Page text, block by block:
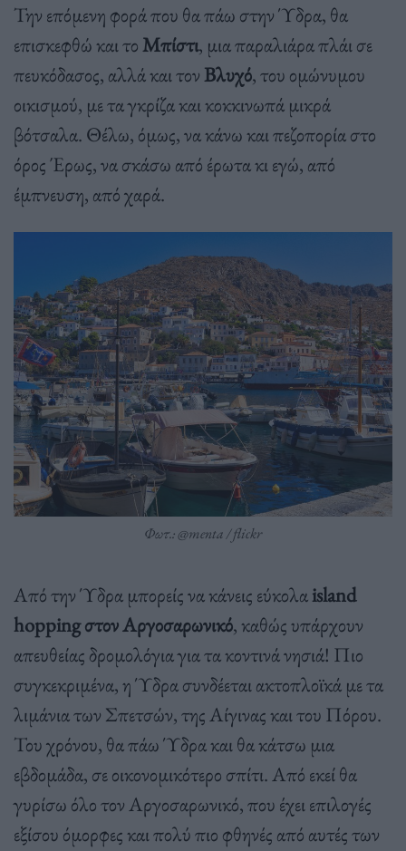
Την επόμενη φορά που θα πάω στην Ύδρα, θα
επισκεφθώ και τοΜπίστι, μια παραλιάρα πλάι σε
πευκόδασος, αλλά και τονΒλυχό, του ομώνυμου
οικισμού, με τα γκρίζα και κοκκινωπά μικρά
βότσαλα. Θέλω, όμως, να κάνω και πεζοπορία στο
όρος Έρως, να σκάσω από έρωτα κι εγώ, από
έμπνευση, από χαρά.
Φωτ.: @menta / flickr
Από την Ύδρα μπορείς να κάνεις εύκολαisland
hopping στον Αργοσαρωνικό, καθώς υπάρχουν
απευθείας δρομολόγια για τα κοντινά νησιά! Πιο
συγκεκριμένα, η Ύδρα συνδέεται ακτοπλοϊκά με τα
λιμάνια των Σπετσών, της Αίγινας και του Πόρου.
Του χρόνου, θα πάω Ύδρα και θα κάτσω μια
εβδομάδα, σε οικονομικότερο σπίτι. Από εκεί θα
γυρίσω όλο τον Αργοσαρωνικό, που έχει επιλογές
εξίσου όμορφες και πολύ πιο φθηνές από αυτές των